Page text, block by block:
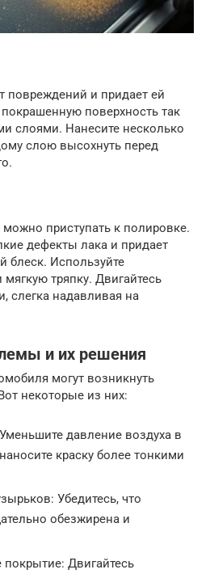
повреждений и придает ей
поверхность так
слоями. Нанесите несколько
слою высохнуть перед
приступать к полировке.
дефекты лака и придает
блеск. Используйте
тряпку. Двигайтесь
слегка надавливая на
и их решения
могут возникнуть
некоторые из них:
давление воздуха в
краску более тонкими
Убедитесь, что
обезжирена и
Двигайтесь